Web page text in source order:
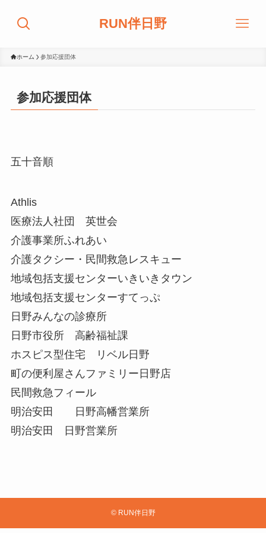
RUN伴日野
ホーム 参加応援団体
参加応援団体
五十音順
Athlis
医療法人社団 英世会
介護事業所ふれあい
介護タクシー・民間救急レスキュー
地域包括支援センターいきいきタウン
地域包括支援センターすてっぷ
日野みんなの診療所
日野市役所 高齢福祉課
ホスピス型住宅 リベル日野
町の便利屋さんファミリー日野店
民間救急フィール
明治安田 日野高幡営業所
明治安田 日野営業所
©RUN伴日野